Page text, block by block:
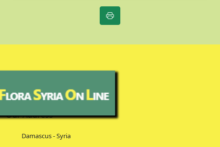
Our Address
Damascus - Syria